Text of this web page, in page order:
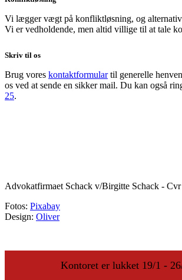
Vi lægger vægt på konfliktløsning, og
Vi er vedholdende, men altid villige til at tale
Skriv til os
Brug vores kontaktformulartil generelle
os ved at sende en sikker mail. Du kan også
25.
Advokatfirmaet Schack v/Birgitte Schack -
Fotos: Pixabay
Design: Oliver
Kontoret er lukket 19/1 -